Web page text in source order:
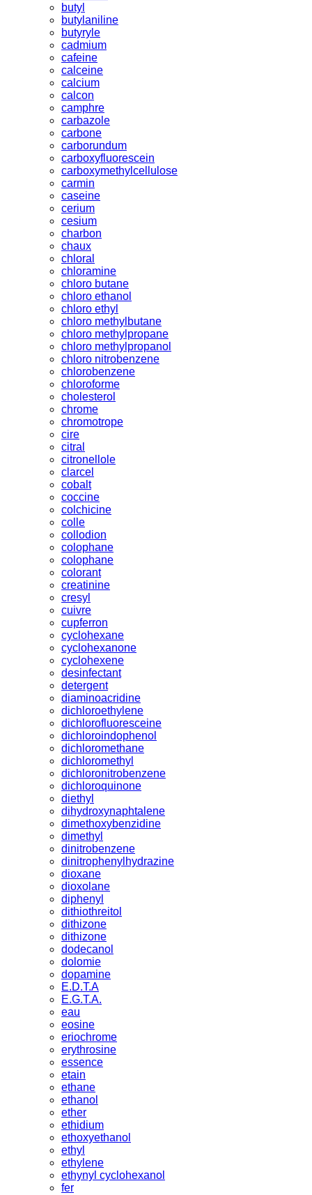
butyl
butylaniline
butyryle
cadmium
cafeine
calceine
calcium
calcon
camphre
carbazole
carbone
carborundum
carboxyfluorescein
carboxymethylcellulose
carmin
caseine
cerium
cesium
charbon
chaux
chloral
chloramine
chloro butane
chloro ethanol
chloro ethyl
chloro methylbutane
chloro methylpropane
chloro methylpropanol
chloro nitrobenzene
chlorobenzene
chloroforme
cholesterol
chrome
chromotrope
cire
citral
citronellole
clarcel
cobalt
coccine
colchicine
colle
collodion
colophane
colophane
colorant
creatinine
cresyl
cuivre
cupferron
cyclohexane
cyclohexanone
cyclohexene
desinfectant
detergent
diaminoacridine
dichloroethylene
dichlorofluoresceine
dichloroindophenol
dichloromethane
dichloromethyl
dichloronitrobenzene
dichloroquinone
diethyl
dihydroxynaphtalene
dimethoxybenzidine
dimethyl
dinitrobenzene
dinitrophenylhydrazine
dioxane
dioxolane
diphenyl
dithiothreitol
dithizone
dithizone
dodecanol
dolomie
dopamine
E.D.T.A
E.G.T.A.
eau
eosine
eriochrome
erythrosine
essence
etain
ethane
ethanol
ether
ethidium
ethoxyethanol
ethyl
ethylene
ethynyl cyclohexanol
fer